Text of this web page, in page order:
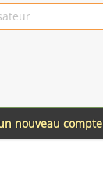
nouveau compte